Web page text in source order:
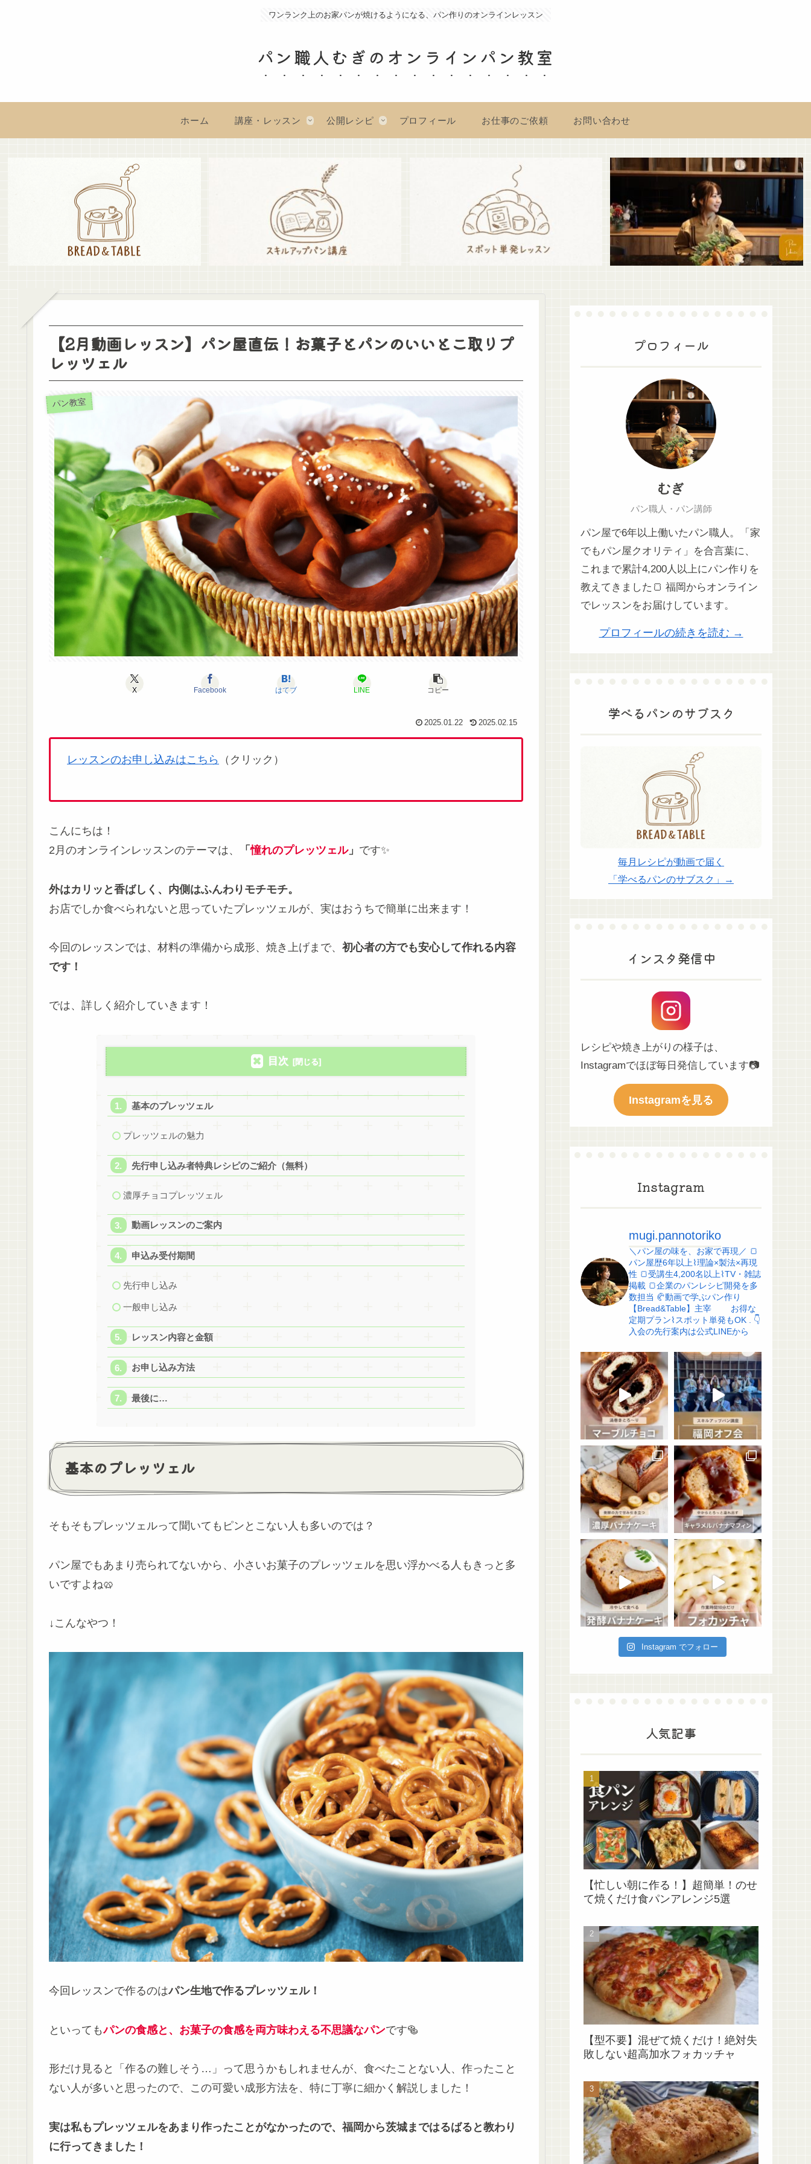
ワンランク上のお家パンが焼けるようになる、パン作りのオンラインレッスン
パン職人むぎのオンラインパン教室
ホーム 講座・レッスン 公開レシピ プロフィール お仕事のご依頼 お問い合わせ
【2月動画レッスン】パン屋直伝！お菓子とパンのいいとこ取りプ
レッツェル
パン教室
X Facebook はてブ LINE コピー
2025.01.22 2025.02.15
レッスンのお申し込みはこちら （クリック）
こんにちは！
2月のオンラインレッスンのテーマは、
「憧れのプレッツェル」 です✨
外はカリッと香ばしく、内側はふんわりモチモチ。
お店でしか食べられないと思っていたプレッツェルが、実はおうちで簡単に出来ます！
今回のレッスンでは、材料の準備から成形、焼き上げまで、 初心者の方でも安心して作れる内容
です！
では、詳しく紹介していきます！
目次
基本のプレッツェル
プレッツェルの魅力
先行申し込み者特典レシピのご紹介（無料）
濃厚チョコプレッツェル
動画レッスンのご案内
申込み受付期間
先行申し込み
一般申し込み
レッスン内容と金額
お申し込み方法
最後に…
基本のプレッツェル
そもそもプレッツェルって聞いてもピンとこない人も多いのでは？
パン屋でもあまり売られてないから、小さいお菓子のプレッツェルを思い浮かべる人もきっと多
いですよね🥨
↓こんなやつ！
今回レッスンで作るのはパン生地で作るプレッツェル！
といってもパンの食感と、お菓子の食感を両方味わえる不思議なパンです🥯
形だけ見ると「作るの難しそう…」って思うかもしれませんが、食べたことない人、作ったこと
ない人が多いと思ったので、この可愛い成形方法を、特に丁寧に細かく解説しました！
実は私もプレッツェルをあまり作ったことがなかったので、福岡から茨城まではるばると教わり
に行ってきました！
プロフィール
むぎ
パン職人・パン講師
パン屋で6年以上働いたパン職人。「家
でもパン屋クオリティ」を合言葉に、
これまで累計4,200人以上にパン作りを
教えてきました🍞 福岡からオンライン
でレッスンをお届けしています。
プロフィールの続きを読む →
学べるパンのサブスク
毎月レシピが動画で届く
「学べるパンのサブスク」→
インスタ発信中
レシピや焼き上がりの様子は、
Instagramでほぼ毎日発信しています📷
Instagramを見る
Instagram
mugi.pannotoriko
＼パン屋の味を、お家で再現／ 🍞
パン屋歴6年以上⌇理論×製法×再現
性 🍞受講生4,200名以上⌇TV・雑誌
掲載 🍞企業のパンレシピ開発を多
数担当 🥐動画で学ぶパン作り
【Bread&Table】主宰 お得な
定期プラン⌇スポット単発もOK
👇
入会の先行案内は公式LINEから
Instagram でフォロー
人気記事
【忙しい朝に作る！】超簡単！のせ
て焼くだけ食パンアレンジ5選
【型不要】混ぜて焼くだけ！絶対失
敗しない超高加水フォカッチャ